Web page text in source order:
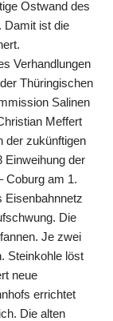
Ostwand des
Damit ist die
Verhandlungen
Thüringischen
Salinen
Meffert
der zukünftigen
Einweihung der
Coburg am 1.
Eisenbahnnetz
Die
Je zwei
Steinkohle löst
neue
errichtet
Die alten